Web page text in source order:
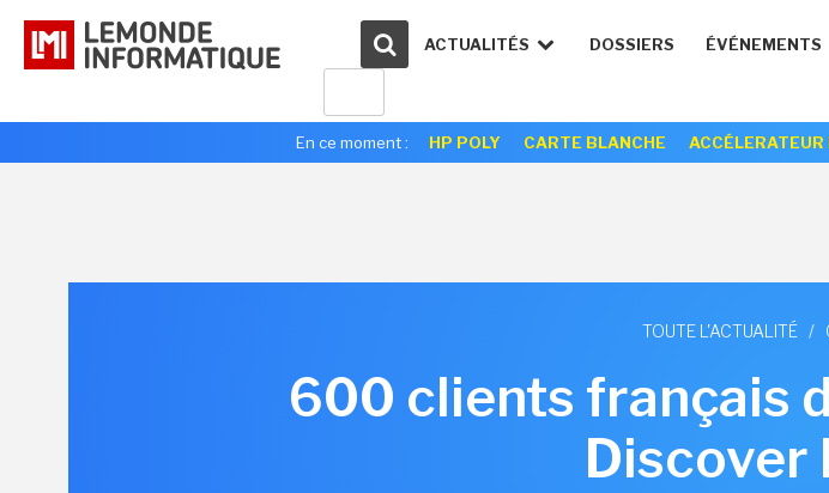
ACTUALITÉS DOSSIERS ÉVÉNEMENTS
En ce moment : HP POLY CARTE BLANCHE ACCÉLERATEUR
TOUTE L'ACTUALITÉ /
600 clients français
Discover